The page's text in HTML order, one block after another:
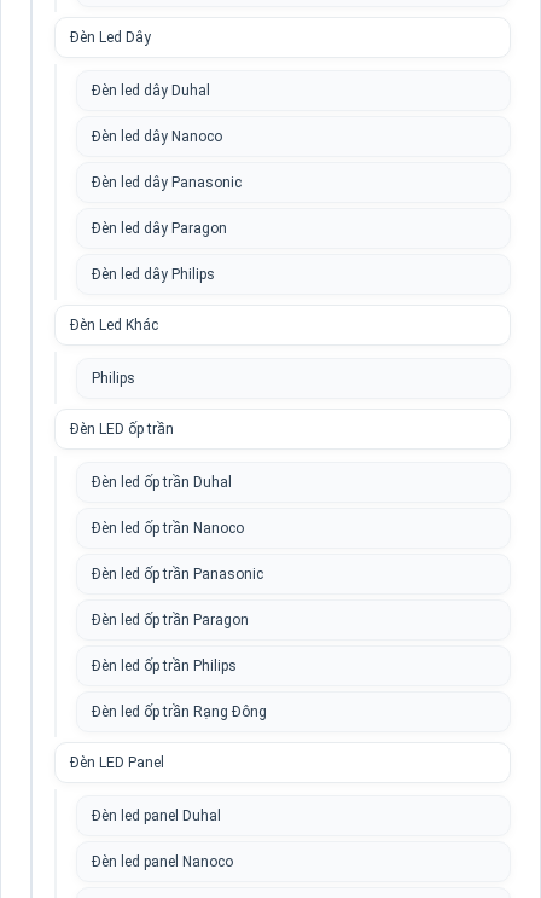
Đèn Led Dây
Đèn led dây Duhal
Đèn led dây Nanoco
Đèn led dây Panasonic
Đèn led dây Paragon
Đèn led dây Philips
Đèn Led Khác
Philips
Đèn LED ốp trần
Đèn led ốp trần Duhal
Đèn led ốp trần Nanoco
Đèn led ốp trần Panasonic
Đèn led ốp trần Paragon
Đèn led ốp trần Philips
Đèn led ốp trần Rạng Đông
Đèn LED Panel
Đèn led panel Duhal
Đèn led panel Nanoco